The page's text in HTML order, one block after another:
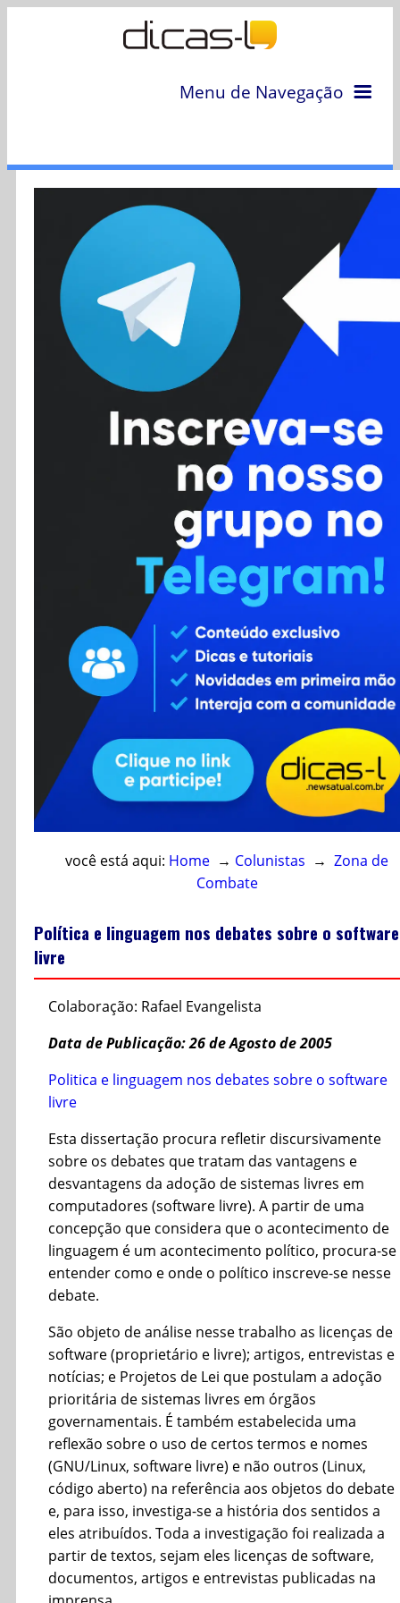
Menu de Navegação
Colunas
Colaboradores
Cursos
Enviar Dica
Contato
RSS
você está aqui: Home → Colunistas → Zona de
Combate
Política e linguagem nos debates sobre o software
livre
Colaboração: Rafael Evangelista
Data de Publicação: 26 de Agosto de 2005
Politica e linguagem nos debates sobre o software
livre
Esta dissertação procura refletir discursivamente
sobre os debates que tratam das vantagens e
desvantagens da adoção de sistemas livres em
computadores (software livre). A partir de uma
concepção que considera que o acontecimento de
linguagem é um acontecimento político, procura-se
entender como e onde o político inscreve-se nesse
debate.
São objeto de análise nesse trabalho as licenças de
software (proprietário e livre); artigos, entrevistas e
notícias; e Projetos de Lei que postulam a adoção
prioritária de sistemas livres em órgãos
governamentais. É também estabelecida uma
reflexão sobre o uso de certos termos e nomes
(GNU/Linux, software livre) e não outros (Linux,
código aberto) na referência aos objetos do debate
e, para isso, investiga-se a história dos sentidos a
eles atribuídos. Toda a investigação foi realizada a
partir de textos, sejam eles licenças de software,
documentos, artigos e entrevistas publicadas na